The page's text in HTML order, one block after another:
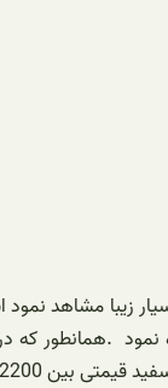
زیبا مشاهد
نمود .همانطور